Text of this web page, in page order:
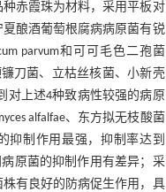
赤霞珠为材料，采用平板对
酿酒葡萄根腐病病原菌有锐
parvum和可可毛色二孢菌
刀菌、立枯丝核菌、小新壳
对上述4种致病性较强的病原
alfalfae、东方拟无枝酸菌
抑制作用最强，抑制率达到
原菌的抑制作用有差异；采
有良好的防病促生作用，具